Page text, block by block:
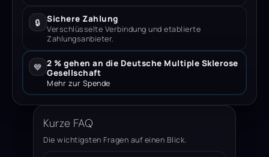
🔒 Sichere Zahlung
Verschlüsselte Verbindung und etablierte
Zahlungsanbieter.
💙 2 % gehen an die Deutsche Multiple Sklerose
Gesellschaft
Mehr zur Spende
Kurze FAQ
Die wichtigsten Fragen auf einen Blick.